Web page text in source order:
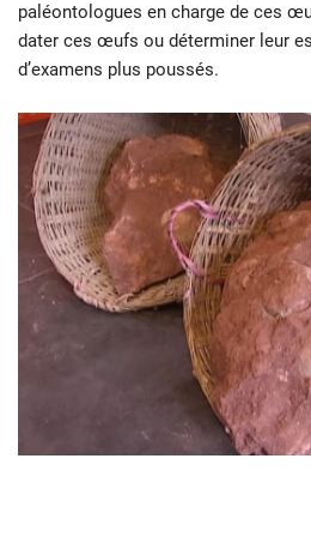
paléontologues en charge de ces
dater ces œufs ou déterminer leur
d’examens plus poussés.